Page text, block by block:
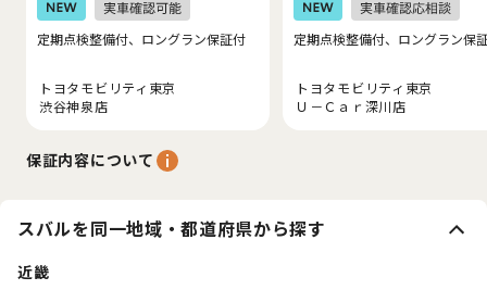
定期点検整備付、ロングラン保証付
トヨタモビリティ東京
渋谷神泉店
定期点検整備付、ロングラン保
トヨタモビリティ東京
Ｕ－Ｃａｒ深川店
保証内容について
スバルを同一地域・都道府県から探す
近畿